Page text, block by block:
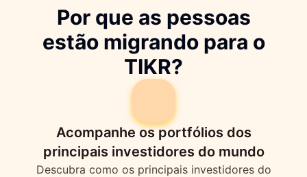
Por que as pessoas
estão migrando para o
TIKR?
Acompanhe os portfólios dos
principais investidores do mundo
Descubra como os principais investidores do